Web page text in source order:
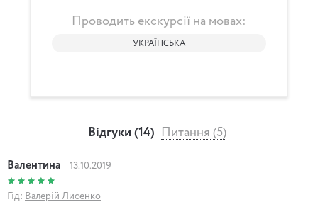
Проводить екскурсії на мовах:
УКРАЇНСЬКА
Відгуки (14) Питання (5)
Валентина 13.10.2019
Гід: Валерій Лисенко